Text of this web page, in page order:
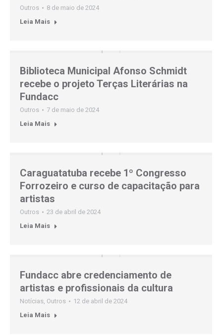
Outros
8 de maio de 2024
Leia Mais
Biblioteca Municipal Afonso Schmidt
recebe o projeto Terças Literárias na
Fundacc
Outros
7 de maio de 2024
Leia Mais
Caraguatatuba recebe 1º Congresso
Forrozeiro e curso de capacitação para
artistas
Outros
23 de abril de 2024
Leia Mais
Fundacc abre credenciamento de
artistas e profissionais da cultura
Notícias, Outros
12 de abril de 2024
Leia Mais